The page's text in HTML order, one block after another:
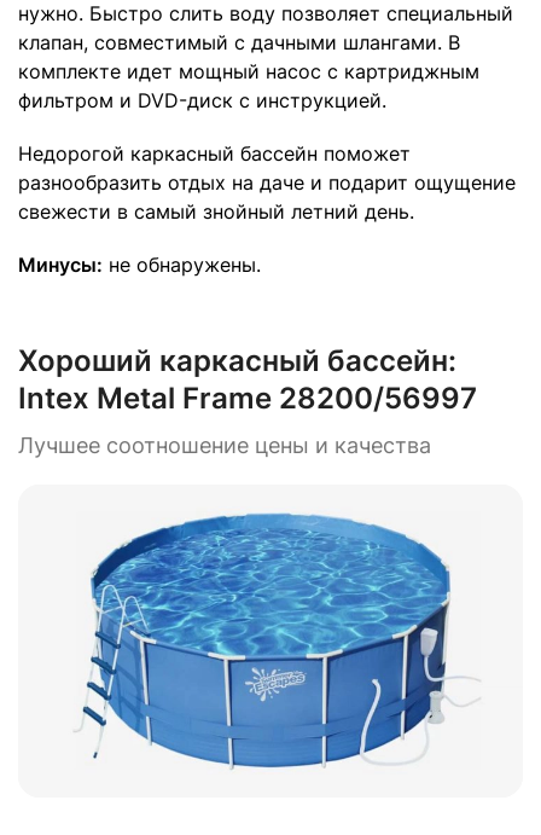
нужно. Быстро слить воду позволяет специальный
клапан, совместимый с дачными шлангами. В
комплекте идет мощный насос с картриджным
фильтром и DVD-диск с инструкцией.
Недорогой каркасный бассейн поможет
разнообразить отдых на даче и подарит ощущение
свежести в самый знойный летний день.
Минусы: не обнаружены.
Хороший каркасный бассейн:
Intex Metal Frame 28200/56997
Лучшее соотношение цены и качества